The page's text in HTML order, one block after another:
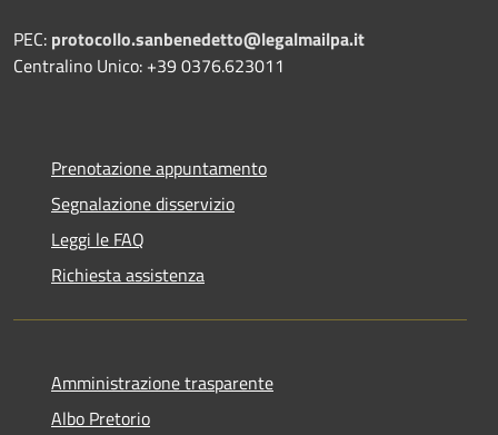
PEC: protocollo.sanbenedetto@legalmailpa.it
Centralino Unico: +39 0376.623011
Prenotazione appuntamento
Segnalazione disservizio
Leggi le FAQ
Richiesta assistenza
Amministrazione trasparente
Albo Pretorio